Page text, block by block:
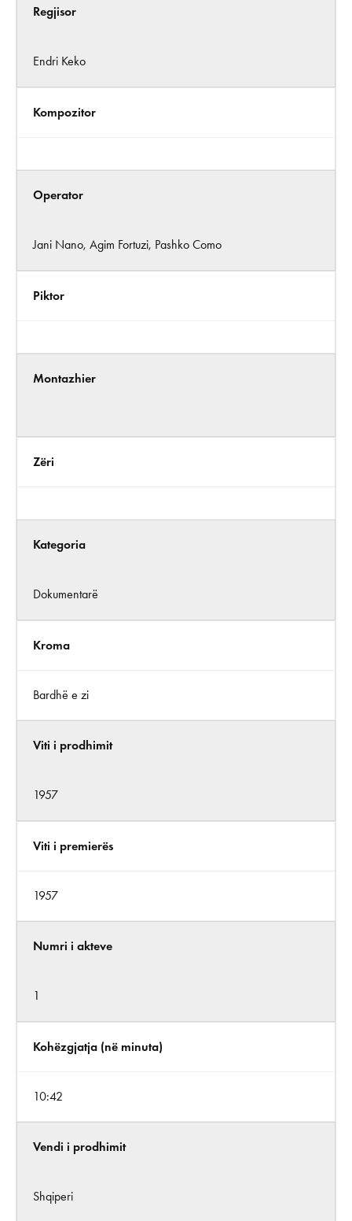
Regjisor
Endri Keko
Kompozitor
Operator
Jani Nano, Agim Fortuzi, Pashko Como
Piktor
Montazhier
Zëri
Kategoria
Dokumentarë
Kroma
Bardhë e zi
Viti i prodhimit
1957
Viti i premierës
1957
Numri i akteve
1
Kohëzgjatja (në minuta)
10:42
Vendi i prodhimit
Shqiperi